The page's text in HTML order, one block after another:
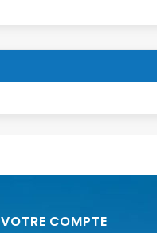
VOTRE COMPTE